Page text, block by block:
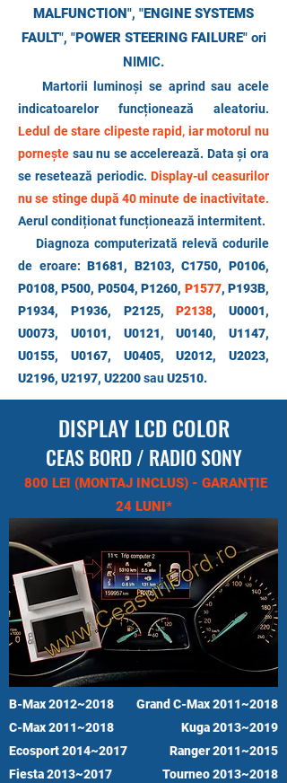
MALFUNCTION", "ENGINE SYSTEMS
FAULT", "POWER STEERING FAILURE" ori
NIMIC.
Martorii luminoși se aprind sau acele
indicatoarelor funcționează aleatoriu.
Ledul de stare clipeste rapid, iar motorul nu
pornește sau nu se accelerează. Data și ora
se resetează periodic. Display-ul ceasurilor
nu se stinge după 40 minute de inactivitate.
Aerul condiționat funcționează intermitent.
Diagnoza computerizată relevă codurile
de eroare:B1681, B2103, C1750, P0106,
P0108, P500, P0504, P1260, P1577, P193B,
P1934, P1936, P2125,P2138, U0001,
U0073, U0101, U0121, U0140, U1147,
U0155, U0167, U0405, U2012, U2023,
U2196, U2197, U2200sauU2510.
DISPLAY LCD COLOR
CEAS BORD / RADIO SONY
800 LEI (MONTAJ INCLUS) - GARANȚIE
24 LUNI*
B-Max 2012~2018
C-Max 2011~2018
Ecosport 2014~2017
Fiesta 2013~2017
Grand C-Max 2011~2018
Kuga 2013~2019
Ranger 2011~2015
Tourneo 2013~2018